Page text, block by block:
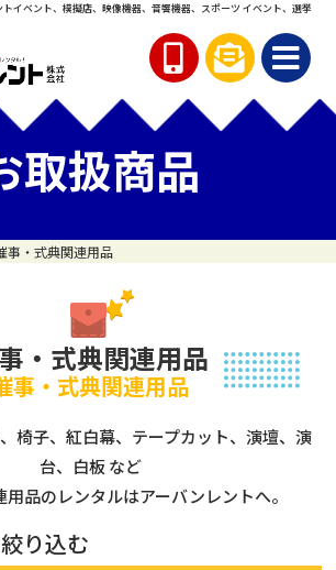
トイベント、模擬店、映像機器、音響機器、スポーツ イベント、選挙
取扱商品
事・式典関連用品
・式典関連用品
事・式典関連用品
椅子、紅白幕、テープカット、演壇、演
台、白板 など
品のレンタルはアーバンレントへ。
り込む